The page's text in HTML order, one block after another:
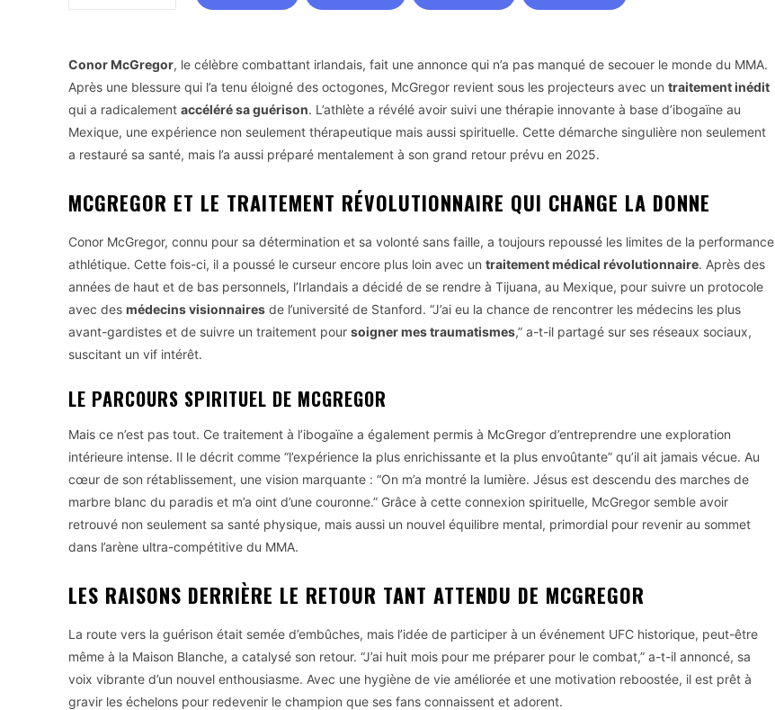
Conor McGregor, le célèbre combattant irlandais, fait une annonce qui n’a pas manqué de secouer le monde du MMA.
Après une blessure qui l’a tenu éloigné des octogones, McGregor revient sous les projecteurs avec un traitement inédit
qui a radicalement accéléré sa guérison. L’athlète a révélé avoir suivi une thérapie innovante à base d’ibogaïne au
Mexique, une expérience non seulement thérapeutique mais aussi spirituelle. Cette démarche singulière non seulement
a restauré sa santé, mais l’a aussi préparé mentalement à son grand retour prévu en 2025.
MCGREGOR ET LE TRAITEMENT RÉVOLUTIONNAIRE QUI CHANGE LA DONNE
Conor McGregor, connu pour sa détermination et sa volonté sans faille, a toujours repoussé les limites de la performance
athlétique. Cette fois-ci, il a poussé le curseur encore plus loin avec un traitement médical révolutionnaire. Après des
années de haut et de bas personnels, l’Irlandais a décidé de se rendre à Tijuana, au Mexique, pour suivre un protocole
avec des médecins visionnaires de l’université de Stanford. “J’ai eu la chance de rencontrer les médecins les plus
avant-gardistes et de suivre un traitement pour soigner mes traumatismes,” a-t-il partagé sur ses réseaux sociaux,
suscitant un vif intérêt.
LE PARCOURS SPIRITUEL DE MCGREGOR
Mais ce n’est pas tout. Ce traitement à l’ibogaïne a également permis à McGregor d’entreprendre une exploration
intérieure intense. Il le décrit comme “l’expérience la plus enrichissante et la plus envoûtante” qu’il ait jamais vécue. Au
cœur de son rétablissement, une vision marquante : “On m’a montré la lumière. Jésus est descendu des marches de
marbre blanc du paradis et m’a oint d’une couronne.” Grâce à cette connexion spirituelle, McGregor semble avoir
retrouvé non seulement sa santé physique, mais aussi un nouvel équilibre mental, primordial pour revenir au sommet
dans l’arène ultra-compétitive du MMA.
LES RAISONS DERRIÈRE LE RETOUR TANT ATTENDU DE MCGREGOR
La route vers la guérison était semée d’embûches, mais l’idée de participer à un événement UFC historique, peut-être
même à la Maison Blanche, a catalysé son retour. “J’ai huit mois pour me préparer pour le combat,” a-t-il annoncé, sa
voix vibrante d’un nouvel enthousiasme. Avec une hygiène de vie améliorée et une motivation reboostée, il est prêt à
gravir les échelons pour redevenir le champion que ses fans connaissent et adorent.